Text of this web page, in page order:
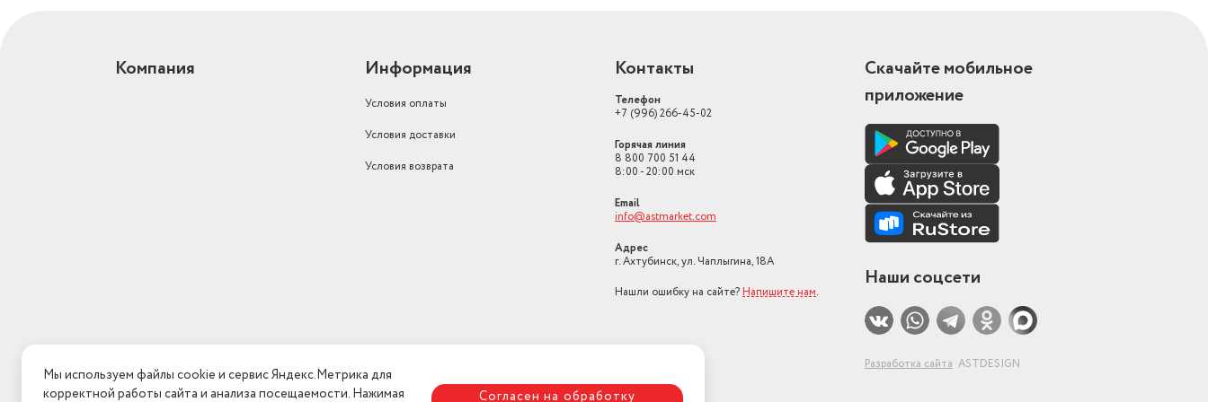
Компания Информация
Условия оплаты
Условия доставки
Условия возврата
Контакты
Телефон
+7 (996) 266-45-02
Горячая линия
8 800 700 51 44
8:00 - 20:00 мск
Email
info@astmarket.com
Адрес
г. Ахтубинск, ул. Чаплыгина, 18А
Нашли ошибку на сайте? Напишите нам.
Скачайте мобильное
приложение
Наши соцсети
Разработка сайта ASTDESIGN
Мы используем файлы cookie и сервис Яндекс.Метрика для
корректной работы сайта и анализа посещаемости. Нажимая
Согласен на обработку